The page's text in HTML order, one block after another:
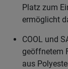
Platz zum
ermöglicht
COOL und
geöffnetem
aus